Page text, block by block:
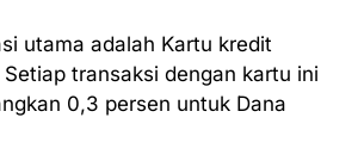
utama adalah Kartu kredit
transaksi dengan kartu ini
0,3 persen untuk Dana